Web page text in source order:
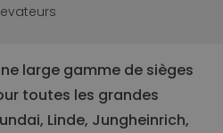
large gamme de sièges
toutes les grandes
Linde, Jungheinrich,